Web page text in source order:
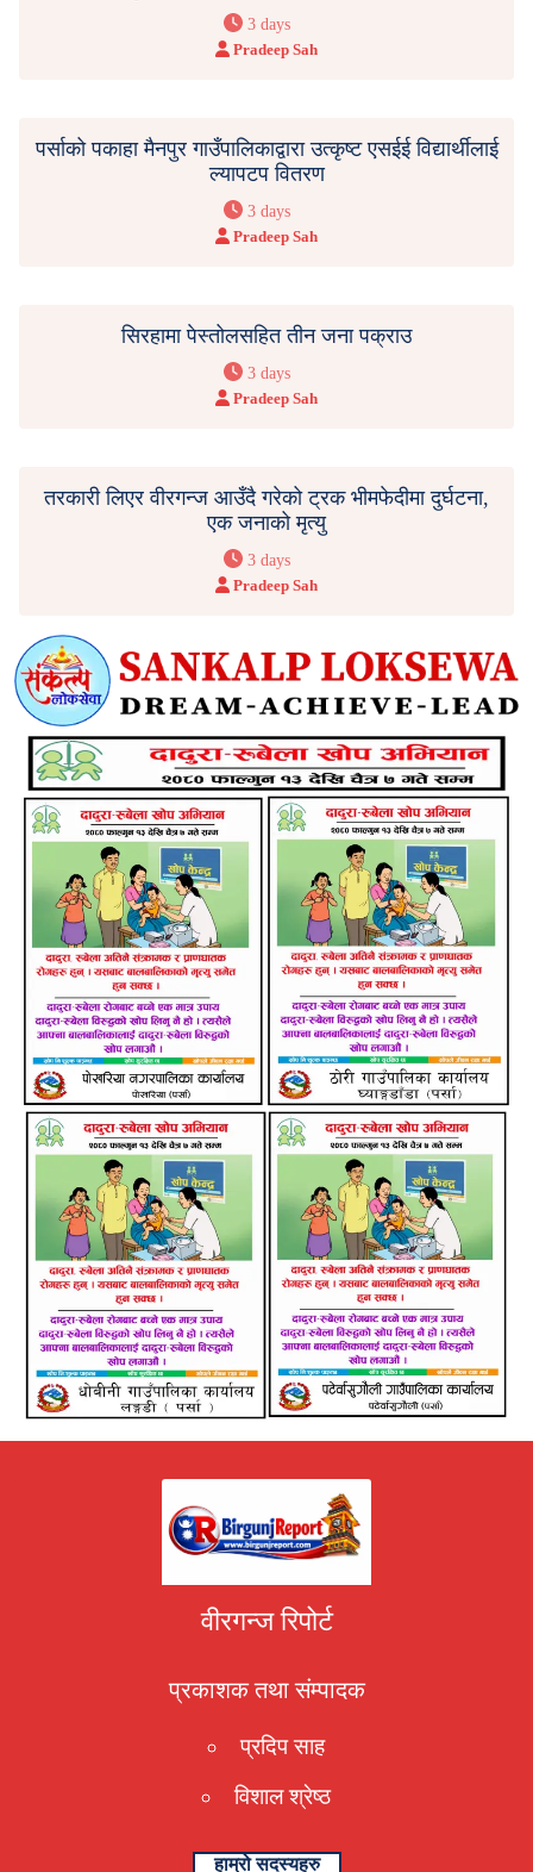
3 days
Pradeep Sah
पर्साको पकाहा मैनपुर गाउँपालिकाद्वारा उत्कृष्ट एसईई विद्यार्थीलाई
ल्यापटप वितरण
3 days
Pradeep Sah
सिरहामा पेस्तोलसहित तीन जना पक्राउ
3 days
Pradeep Sah
तरकारी लिएर वीरगन्ज आउँदै गरेको ट्रक भीमफेदीमा दुर्घटना,
एक जनाको मृत्यु
3 days
Pradeep Sah
वीरगन्ज रिपोर्ट
प्रकाशक तथा संम्पादक
प्रदिप साह
विशाल श्रेष्ठ
हाम्रो सदस्यहरु